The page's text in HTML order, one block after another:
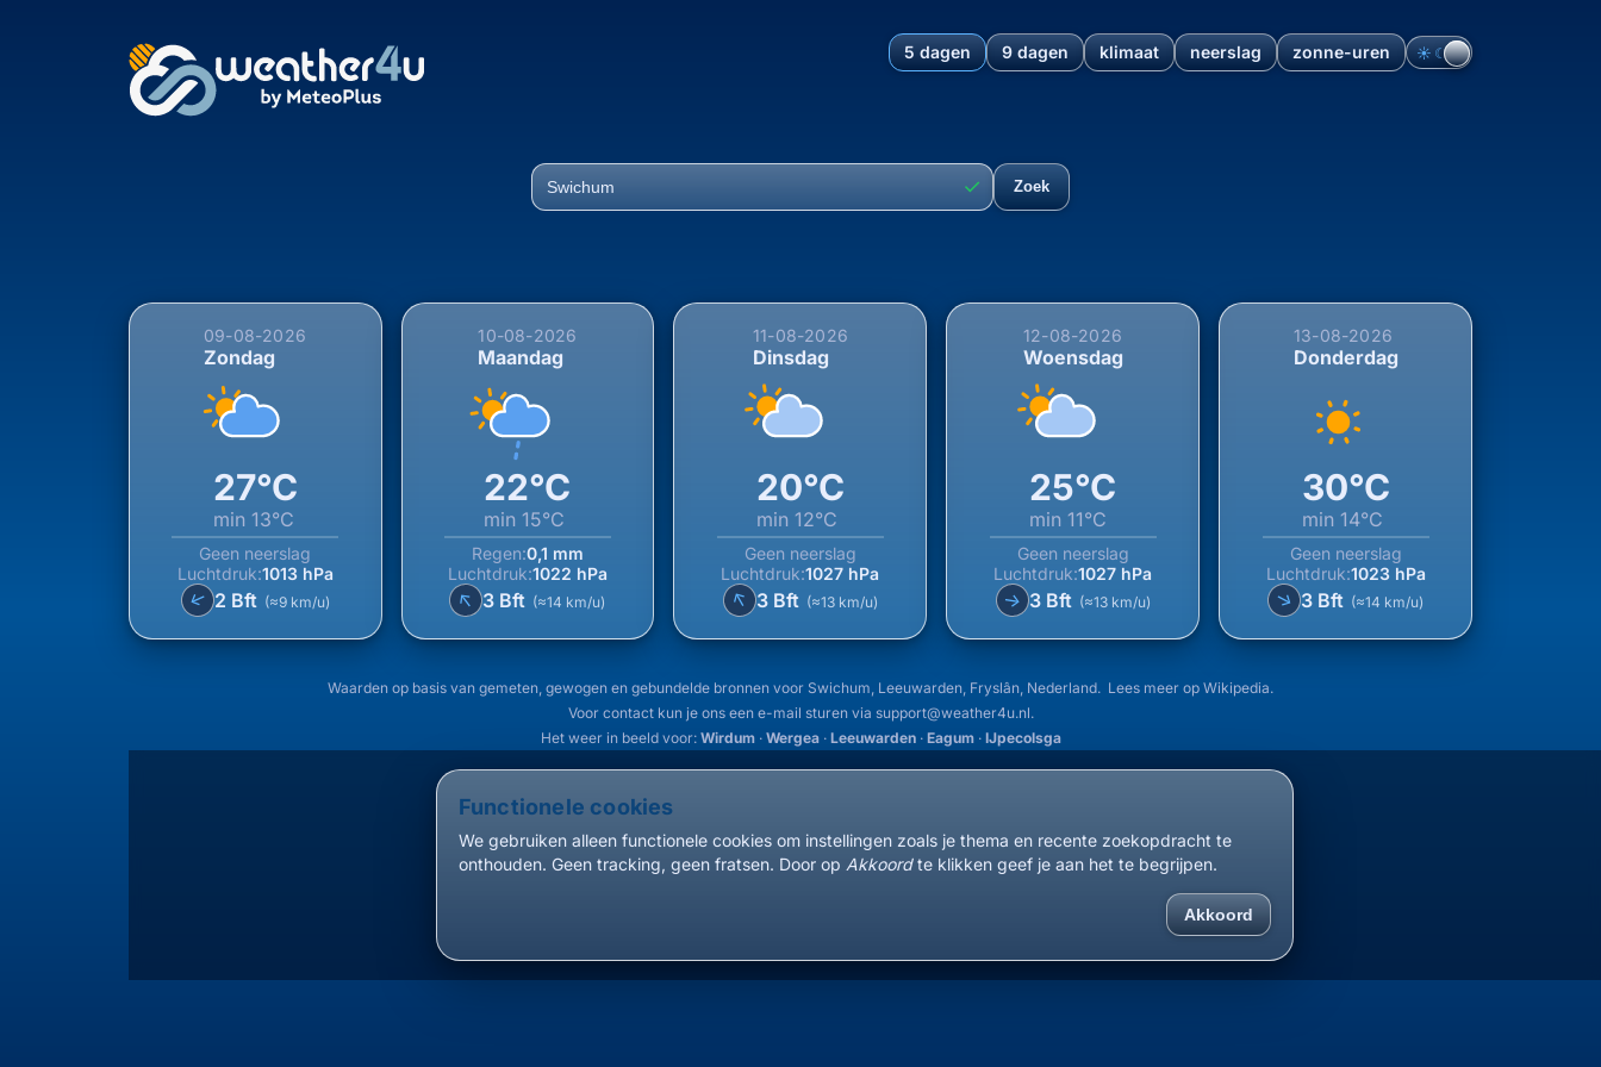
5 dagen 9 dagen klimaat neerslag zonne-uren ☀︎ ☾
5-daagse weersverwachting voor Swichum, Leeuwarden, Fryslân, Nederland
✓ Zoek
09-08-2026
Zondag
27°C
min 13°C
Geen neerslag
Luchtdruk:1013 hPa
↑2 Bft (≈9 km/u)
10-08-2026
Maandag
22°C
min15°C
Regen:0,1 mm
Luchtdruk:1022 hPa
↑3 Bft (≈14 km/u)
11-08-2026
Dinsdag
20°C
min 12°C
Geen neerslag
Luchtdruk:1027 hPa
↑3 Bft (≈13 km/u)
12-08-2026
Woensdag
25°C
min11°C
Geen neerslag
Luchtdruk:1027 hPa
↑ 3 Bft (≈13 km/u)
13-08-2026
Donderdag
30°C
min 14°C
Geen neerslag
Luchtdruk:1023 hPa
↑3 Bft (≈14 km/u)
Waarden op basis van gemeten, gewogen en gebundelde bronnen voor Swichum, Leeuwarden, Fryslân, Nederland. Lees meer op Wikipedia.
Voor contact kun je ons een e-mail sturen via support@weather4u.nl.
Het weer in beeld voor: Wirdum· Wergea· Leeuwarden· Eagum· IJpecolsga
Functionele cookies
We gebruiken alleen functionele cookies om instellingen zoals je thema en recente zoekopdracht te
onthouden. Geen tracking, geen fratsen. Door op Akkoordte klikken geef je aan het te begrijpen.
Akkoord